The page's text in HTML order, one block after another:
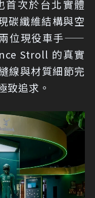
首次於台北實體
碳纖維結構與空
位現役車手——
Stroll 的真實
線與材質細節完
致追求。